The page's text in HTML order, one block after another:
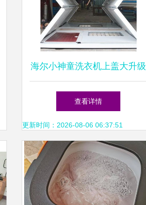
海尔小神童洗衣机上盖大升级
18号折叠盖板，为居家洗衣注
入新体验
查看详情
更新时间：2026-08-06 06:37:51